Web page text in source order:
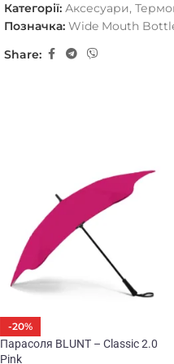
Дизайн вперед.
Технічні характеристики
Вага: 308г
Матеріал: нержавіюча
Без BPA
Інструкція по догляду
Категорії: Аксесуари,
Позначка: Wide Mouth
Share:
-20%
Парасоля BLUNT – Classic 2.0
Pink